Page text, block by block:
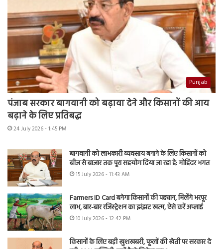
Punjab
पंजाब सरकार बागवानी को बढ़ावा देने और किसानों की आय
बढ़ाने के लिए प्रतिबद्ध
24 July 2026 - 1:45 PM
बागवानी को लाभकारी व्यवसाय बनाने के लिए किसानों को
बीज से बाजार तक पूरा सहयोग दिया जा रहा है: मोहिंदर भगत
15 July 2026 - 11:43 AM
Farmers ID Card बनेगा किसानों की पहचान, मिलेंगे भरपूर
लाभ, बार-बार रजिस्ट्रेशन का झंझट खत्म, ऐसे करें अप्लाई
10 July 2026 - 12:42 PM
किसानों के लिए बड़ी खुशखबरी, फूलों की खेती पर सरकार दे